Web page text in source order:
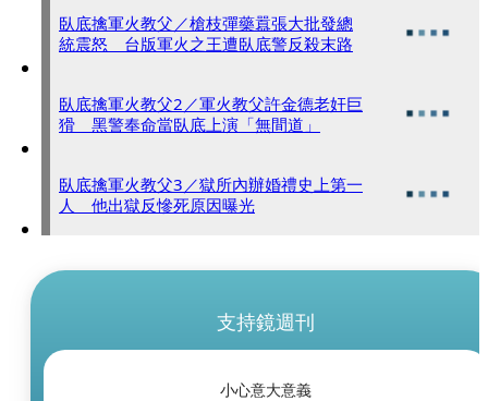
臥底擒軍火教父／槍枝彈藥囂張大批發總
統震怒 台版軍火之王遭臥底警反殺末路
臥底擒軍火教父2／軍火教父許金德老奸巨
猾 黑警奉命當臥底上演「無間道」
臥底擒軍火教父3／獄所內辦婚禮史上第一
人 他出獄反慘死原因曝光
支持鏡週刊
小心意大意義